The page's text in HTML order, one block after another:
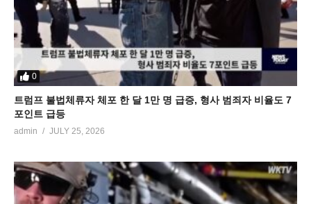
0
트럼프 불법체류자 체포 한 달 1만 명 급증, 형사 범죄자 비율도 7
포인트 급등
admin JULY 25, 2026